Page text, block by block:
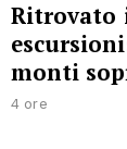
Ritrovato
monti
4 ore